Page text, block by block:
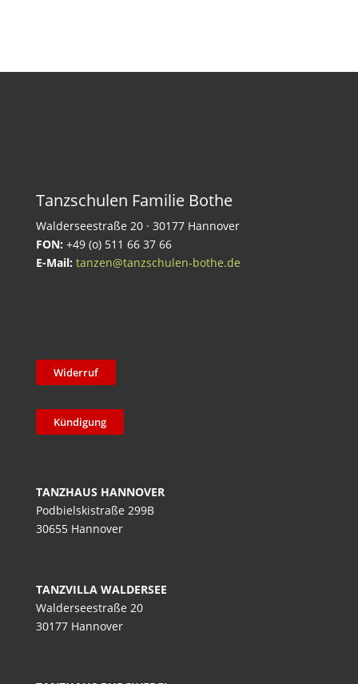
Tanzschulen Familie Bothe
Walderseestraße 20 · 30177 Hannover
FON: +49 (o) 511 66 37 66
E-Mail: tanzen@tanzschulen-bothe.de
Widerruf
Kündigung
TANZHAUS HANNOVER
Podbielskistraße 299B
30655 Hannover
TANZVILLA WALDERSEE
Walderseestraße 20
30177 Hannover